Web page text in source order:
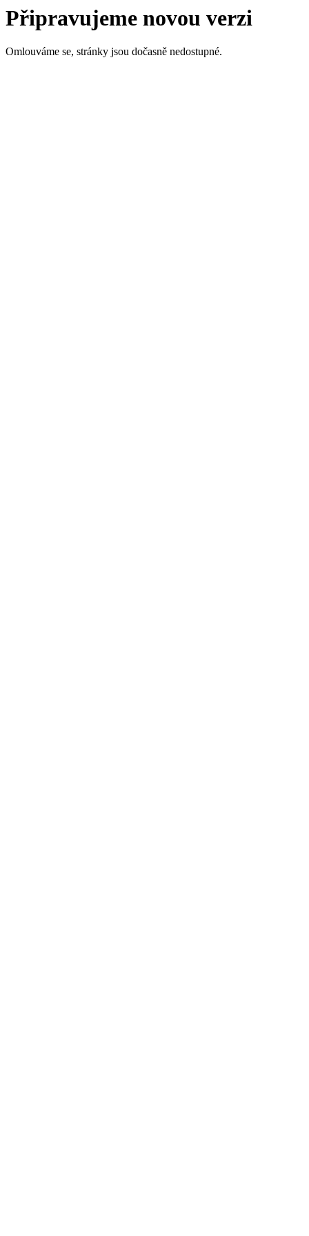
Připravujeme novou verzi
Omlouváme se, stránky jsou dočasně nedostupné.